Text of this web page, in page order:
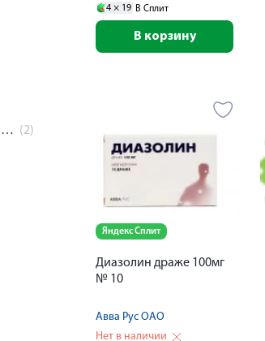
Фармстандарт-Уфавита Уфимский вит.з-д ОАО (2)
4 × 19 В Сплит
В корзину
Яндекс Сплит
Диазолин драже 100мг
№ 10
Авва Рус ОАО
Нет в наличии